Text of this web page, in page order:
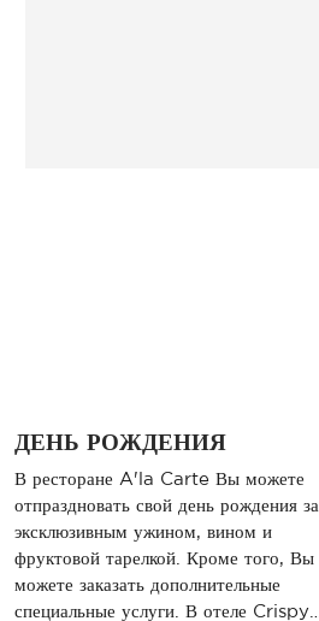
ДЕНЬ РОЖДЕНИЯ
В ресторане A'la Carte Вы можете
отпраздновать свой день рождения за
эксклюзивным ужином, вином и
фруктовой тарелкой. Кроме того, Вы
можете заказать дополнительные
специальные услуги. В отеле Crispy